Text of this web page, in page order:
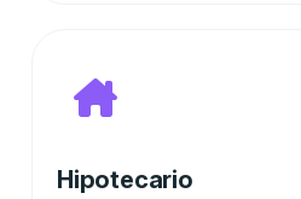
Hipotecario